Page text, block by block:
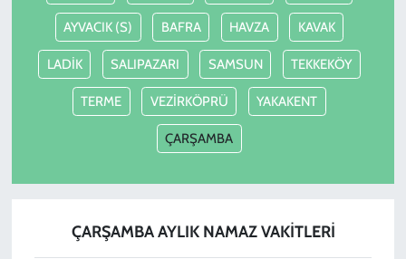
AYVACIK (S) BAFRA HAVZA KAVAK
LADİK SALIPAZARI SAMSUN TEKKEKÖY
TERME VEZİRKÖPRÜ YAKAKENT
ÇARŞAMBA
ÇARŞAMBA AYLIK NAMAZ VAKITLERI